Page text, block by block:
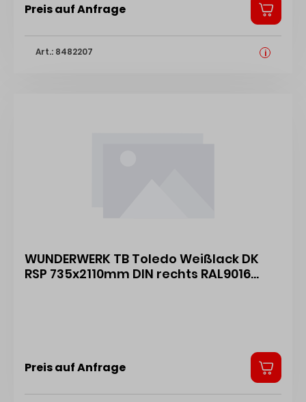
Preis auf Anfrage
Art.: 8482207 i
WUNDERWERK TB Toledo Weißlack DK
RSP 735x2110mm DIN rechts RAL9016
Preis auf Anfrage